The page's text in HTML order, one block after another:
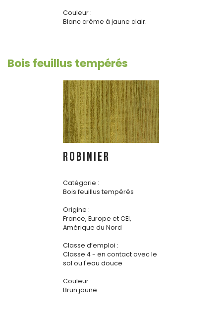
Couleur :
Blanc crème à jaune clair.
Bois feuillus tempérés
ROBINIER
Catégorie :
Bois feuillus tempérés
Origine :
France, Europe et CEI,
Amérique du Nord
Classe d’emploi :
Classe 4 - en contact avec le
sol ou l'eau douce
Couleur :
Brun jaune